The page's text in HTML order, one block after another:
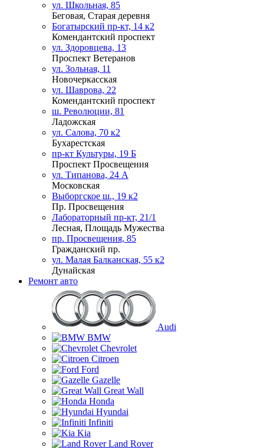
ул. Школьная, 85
Беговая, Старая деревня
Богатырский пр-кт, 14 к2
Комендантский проспект
ул. Здоровцева, 13
Проспект Ветеранов
ул. Зольная, 11
Новочеркасская
ул. Шаврова, 22
Комендантский проспект
ш. Революции, 81
Ладожская
ул. Салова, 70 к2
Бухарестская
пр-кт Культуры, 19 Б
Проспект Просвещения
ул. Типанова, 24 А
Московская
Выборгское ш., 19 к2
Пр. Просвещения
Лабораторный пр-кт, 21/1
Лесная, Площадь Мужества
пр. Просвещения, 85
Гражданский пр.
ул. Малая Балканская, 55 к2
Дунайская
Ремонт авто
Audi
BMW
Chevrolet
Citroen
Ford
Gazelle
Great Wall
Honda
Hyundai
Infiniti
Kia
Land Rover